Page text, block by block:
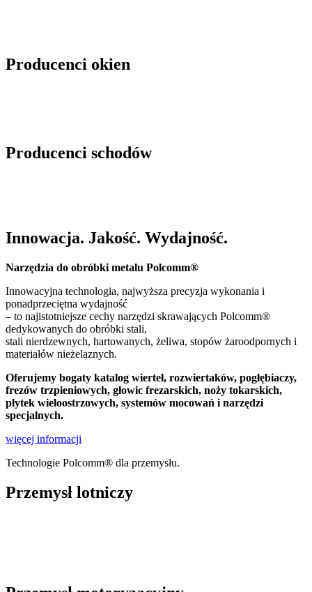
Producenci okien
Producenci schodów
Innowacja. Jakość. Wydajność.
Narzędzia do obróbki metalu Polcomm®
Innowacyjna technologia, najwyższa precyzja wykonania i
ponadprzeciętna wydajność
– to najistotniejsze cechy narzędzi skrawających Polcomm®
dedykowanych do obróbki stali,
stali nierdzewnych, hartowanych, żeliwa, stopów żaroodpornych i
materiałów nieżelaznych.
Oferujemy bogaty katalog wierteł, rozwiertaków, pogłębiaczy,
frezów trzpieniowych, głowic frezarskich, noży tokarskich,
płytek wieloostrzowych, systemów mocowań i narzędzi
specjalnych.
więcej informacji
Technologie Polcomm® dla przemysłu.
Przemysł lotniczy